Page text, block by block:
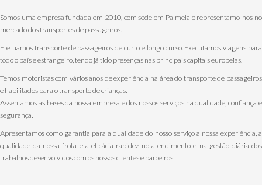
Somos uma empresa fundada em 2010, com sede em Palmela e representamo-nos no
mercado dos transportes de passageiros.
Efetuamos transporte de passageiros de curto e longo curso. Executamos viagens para
todo o país e estrangeiro, tendo já tido presenças nas principais capitais europeias.
Temos motoristas com vários anos de experiência na área do transporte de passageiros
e habilitados para o transporte de crianças.
Assentamos as bases da nossa empresa e dos nossos serviços na qualidade, confiança e
segurança.
Apresentamos como garantia para a qualidade do nosso serviço a nossa experiência, a
qualidade da nossa frota e a eficácia rapidez no atendimento e na gestão diária dos
trabalhos desenvolvidos com os nossos clientes e parceiros.